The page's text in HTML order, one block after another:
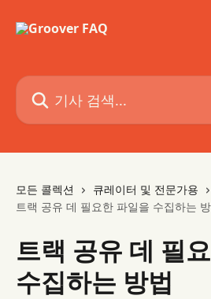
기사 검색...
모든 콜렉션 큐레이터 및 전문가용
트랙 공유 데 필요한 파일을 수집하는
트랙 공유 데 필
수집하는 방법